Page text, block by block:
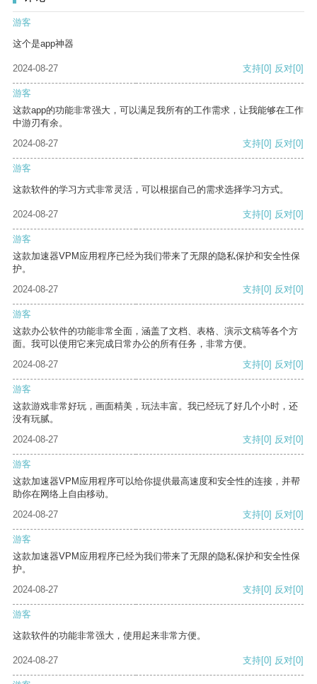
游客
这个是app神器
2024-08-27 支持[0] 反对[0]
游客
这款app的功能非常强大，可以满足我所有的工作需求，让我能够在工作
中游刃有余。
2024-08-27
支持[0] 反对[0]
游客
这款软件的学习方式非常灵活，可以根据自己的需求选择学习方式。
2024-08-27 支持[0] 反对[0]
游客
这款加速器VPM应用程序已经为我们带来了无限的隐私保护和安全性保
护。
2024-08-27
支持[0] 反对[0]
游客
这款办公软件的功能非常全面，涵盖了文档、表格、演示文稿等各个方
面。我可以使用它来完成日常办公的所有任务，非常方便。
2024-08-27
支持[0] 反对[0]
游客
这款游戏非常好玩，画面精美，玩法丰富。我已经玩了好几个小时，还
没有玩腻。
2024-08-27
支持[0] 反对[0]
游客
这款加速器VPM应用程序可以给你提供最高速度和安全性的连接，并帮
助你在网络上自由移动。
2024-08-27
支持[0] 反对[0]
游客
这款加速器VPM应用程序已经为我们带来了无限的隐私保护和安全性保
护。
2024-08-27
支持[0] 反对[0]
游客
这款软件的功能非常强大，使用起来非常方便。
2024-08-27 支持[0] 反对[0]